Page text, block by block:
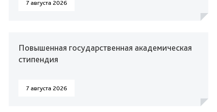
7 августа 2026
Повышенная государственная академическая
стипендия
7 августа 2026